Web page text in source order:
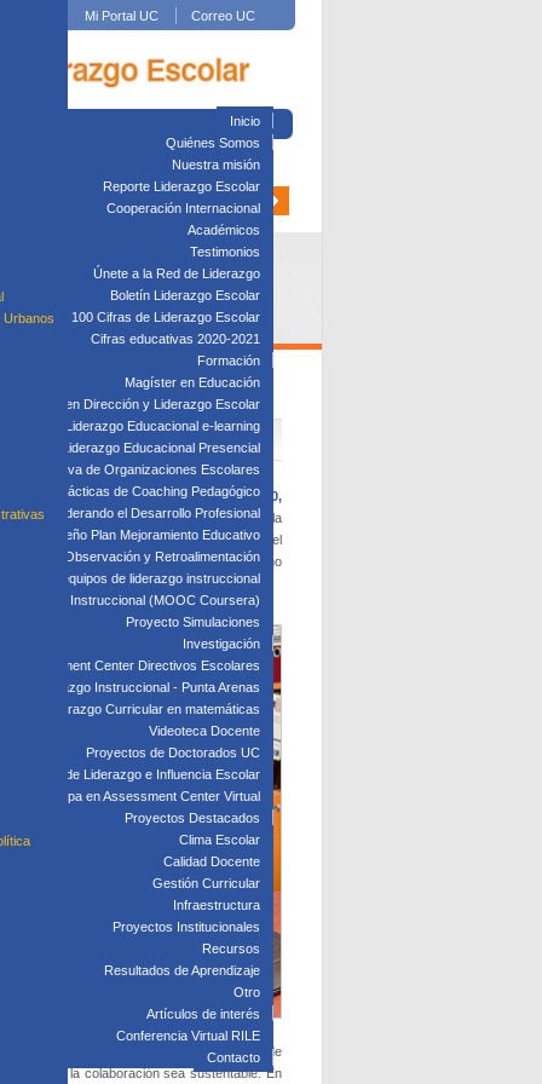
Mi Portal UC Correo UC
Urbanos
Inicio
Quiénes Somos
Nuestra misión
Reporte Liderazgo Escolar
Cooperación Internacional
Académicos
Testimonios
Únete a la Red de Liderazgo
Boletín Liderazgo Escolar
100 Cifras de Liderazgo Escolar
Cifras educativas 2020-2021
Formación
Magíster en Educación
Diplomado en Dirección y Liderazgo Escolar
en Liderazgo Educacional e-learning
en Liderazgo Educacional Presencial
Directiva de Organizaciones Escolares
Taller: Prácticas de Coaching Pedagógico
Taller: Liderando el Desarrollo Profesional
Taller: Diseño Plan Mejoramiento Educativo
Observación y Retroalimentación
para equipos de liderazgo instruccional
Liderazgo Instruccional (MOOC Coursera)
Proyecto Simulaciones
Investigación
Assessment Center Directivos Escolares
de Liderazgo Instruccional - Punta Arenas
Liderazgo Curricular en matemáticas
Videoteca Docente
Proyectos de Doctorados UC
Laboratorio de Liderazgo e Influencia Escolar
Participa en Assessment Center Virtual
Proyectos Destacados
Clima Escolar
Calidad Docente
Gestión Curricular
Infraestructura
Proyectos Institucionales
Recursos
Resultados de Aprendizaje
Otro
Artículos de interés
Conferencia Virtual RILE
Contacto
del proyectoFondecyt Nº 1201710,
las actividades centrales del proyecto es la
clases, la retroalimentación entre pares y el
y sobre las proyecciones que tienen como
diseño de unidades, de implementación de
que la colaboración sea sustentable. En